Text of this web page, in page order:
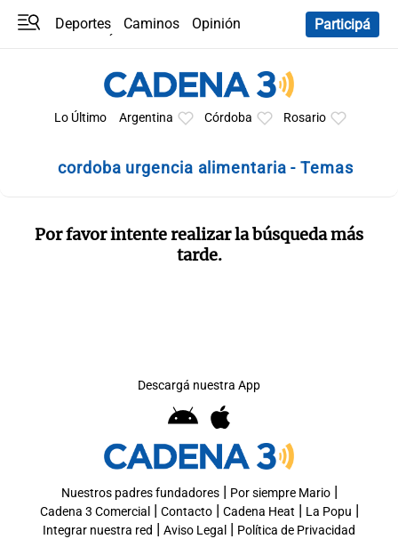
Deportes Caminos
Opinión
Participá
Lo Último Argentina Córdoba Rosario
cordoba urgencia alimentaria - Temas
Por favor intente realizar la búsqueda más
tarde.
Descargá nuestra App
Nuestros padres fundadores| Por siempre Mario|
Cadena 3 Comercial | Contacto| Cadena Heat | La Popu |
Integrar nuestra red | Aviso Legal | Política de Privacidad